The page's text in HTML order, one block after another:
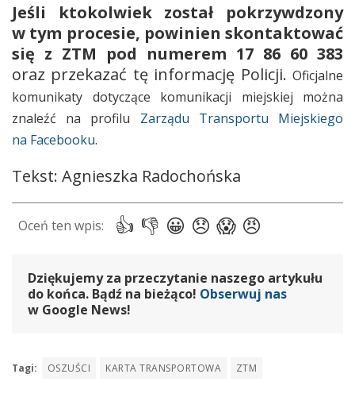
Jeśli ktokolwiek został pokrzywdzony
w tym procesie, powinien skontaktować
się z ZTM pod numerem 17 86 60 383
oraz przekazać tę informację Policji. Oficjalne
komunikaty dotyczące komunikacji miejskiej można
znaleźć na profilu Zarządu Transportu Miejskiego
na Facebooku.
Tekst: Agnieszka Radochońska
Dziękujemy za przeczytanie naszego artykułu
do końca. Bądź na bieżąco! Obserwuj nas
w Google News!
Tagi: OSZUŚCI KARTA TRANSPORTOWA ZTM